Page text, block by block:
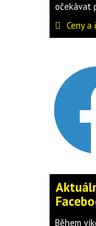
očekávat
Ceny
Během